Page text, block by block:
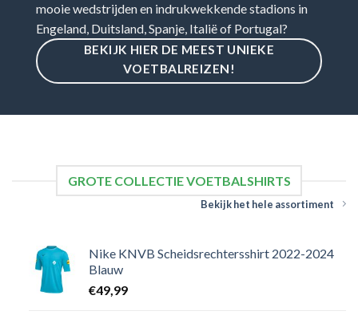
mooie wedstrijden en indrukwekkende stadions in
Engeland, Duitsland, Spanje, Italië of Portugal?
BEKIJK HIER DE MEEST UNIEKE
VOETBALREIZEN!
GROTE COLLECTIE VOETBALSHIRTS
Bekijk het hele assortiment
Nike KNVB Scheidsrechtersshirt 2022-2024
Blauw
€49,99